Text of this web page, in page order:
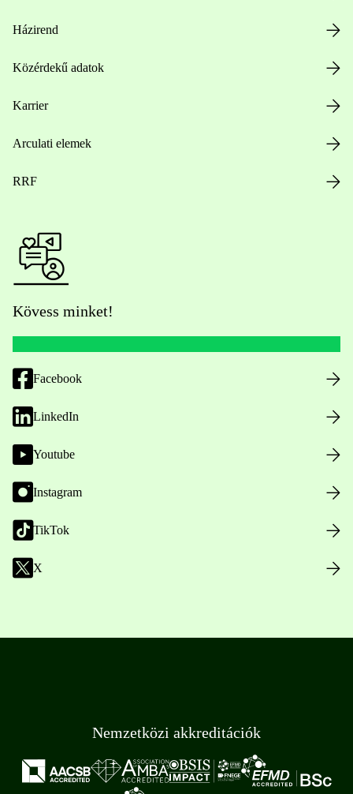
Házirend
Közérdekű adatok
Karrier
Arculati elemek
RRF
Kövess minket!
Facebook
LinkedIn
Youtube
Instagram
TikTok
X
Nemzetközi akkreditációk